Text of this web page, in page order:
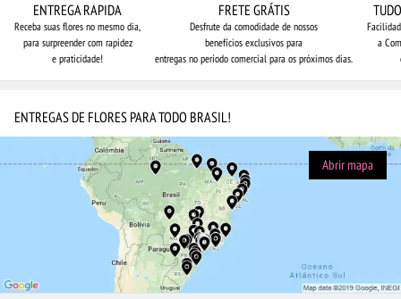
ENTREGA RAPIDA
Receba suas flores no mesmo dia,
para surpreender com rapidez
e praticidade!
FRETE GRÁTIS
Desfrute da comodidade de nossos
benefícios exclusivos para
entregas no período comercial para os próximos dias.
a
ENTREGAS DE FLORES PARA TODO BRASIL!
Abrir mapa